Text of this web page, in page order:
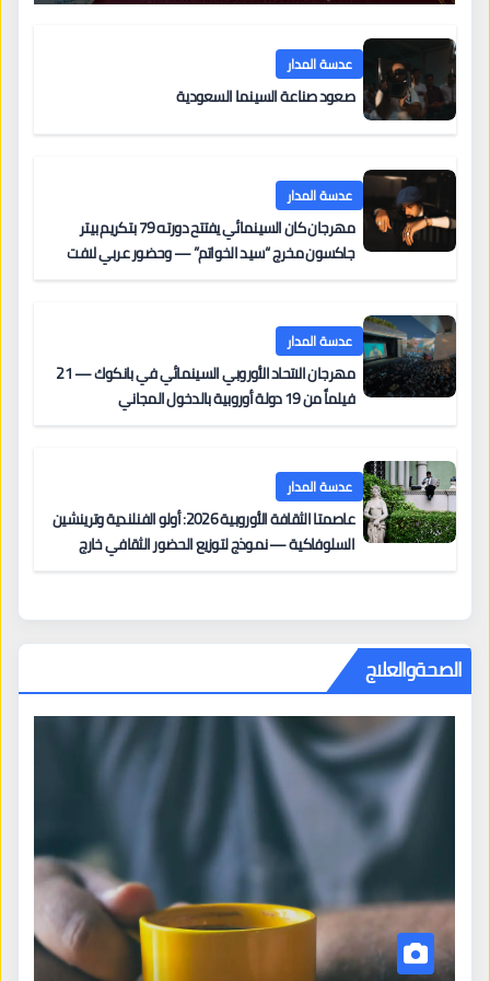
عدسة المدار
صعود صناعة السينما السعودية
عدسة المدار
مهرجان كان السينمائي يفتتح دورته 79 بتكريم بيتر
جاكسون مخرج “سيد الخواتم” — وحضور عربي لافت
عدسة المدار
مهرجان الاتحاد الأوروبي السينمائي في بانكوك — 21
فيلماً من 19 دولة أوروبية بالدخول المجاني
عدسة المدار
عاصمتا الثقافة الأوروبية 2026: أولو الفنلندية وترينشين
السلوفاكية — نموذج لتوزيع الحضور الثقافي خارج
الصحةوالعلاج